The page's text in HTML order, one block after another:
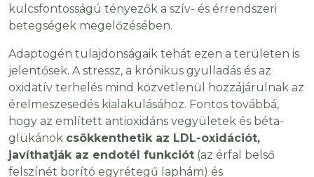
kulcsfontosságú tényezők a szív- és érrendszeri
betegségek megelőzésében.
Adaptogén tulajdonságaik tehát ezen a területen is
jelentősek. A stressz, a krónikus gyulladás és az
oxidatív terhelés mind közvetlenül hozzájárulnak az
érelmeszesedés kialakulásához. Fontos továbbá,
hogy az említett antioxidáns vegyületek és béta-
glükánok csökkenthetik az LDL-oxidációt,
javíthatják az endotél funkciót (az érfal belső
felszínét borító egyrétegű laphám) és